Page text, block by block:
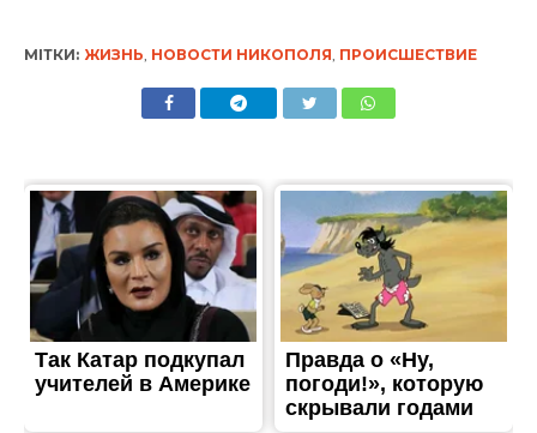
МІТКИ: ЖИЗНЬ, НОВОСТИ НИКОПОЛЯ, ПРОИСШЕСТВИЕ